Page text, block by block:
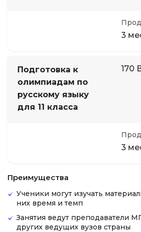
3
Подготовка к
олимпиадам по
русскому языку
для 11 класса
170
3
Преимущества
Ученики могут изучать
них время и темп
Занятия ведут преподаватели
других ведущих вузов страны